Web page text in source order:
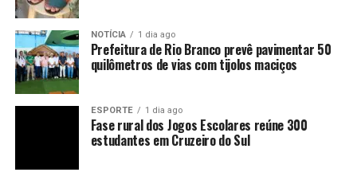
NOTÍCIA 1 dia ago
Prefeitura de Rio Branco prevê pavimentar 50
quilômetros de vias com tijolos maciços
ESPORTE 1 dia ago
Fase rural dos Jogos Escolares reúne 300
estudantes em Cruzeiro do Sul